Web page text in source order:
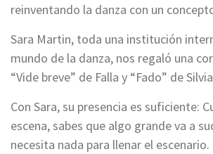
reinventando la danza con un
Sara Martin, toda una institución
mundo de la danza, nos regaló una
“Vide breve” de Falla y “Fado” de
Con Sara, su presencia es suficiente:
escena, sabes que algo grande va a
necesita nada para llenar el escenario.